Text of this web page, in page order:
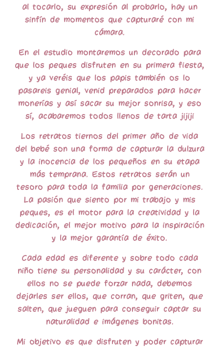
al tocarlo, su expresión al probarlo, hay un
sinfín de momentos que capturaré con mi
cámara.
En el estudio montaremos un decorado para
que los peques disfruten en su primera fiesta,
y ya veréis que los papis también os lo
pasareis genial, venid preparados para hacer
monerías y así sacar su mejor sonrisa, y eso
sí, acabaremos todos llenos de tarta jijiji
Los retratos tiernos del primer año de vida
del bebé son una forma de capturar la dulzura
y la inocencia de los pequeños en su etapa
más temprana. Estos retratos serán un
tesoro para toda la familia por generaciones.
La pasión que siento por mi trabajo y mis
peques, es el motor para la creatividad y la
dedicación, el mejor motivo para la inspiración
y la mejor garantía de éxito.
Cada edad es diferente y sobre todo cada
niño tiene su personalidad y su carácter, con
ellos no se puede forzar nada, debemos
dejarles ser ellos, que corran, que griten, que
salten, que jueguen para conseguir captar su
naturalidad e imágenes bonitas.
Mi objetivo es que disfruten y poder capturar